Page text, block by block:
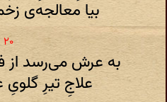
بیا معالجه‌ی
به عرش می‌رسد از
علاجِ تیرِ